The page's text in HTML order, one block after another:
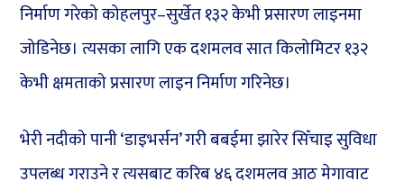
निर्माण गरेको कोहलपुर–सुर्खेत १३२ केभी प्रसारण लाइनमा
जोडिनेछ। त्यसका लागि एक दशमलव सात किलोमिटर १३२
केभी क्षमताको प्रसारण लाइन निर्माण गरिनेछ।
भेरी नदीको पानी ‘डाइभर्सन’ गरी बबईमा झारेर सिँचाइ सुविधा
उपलब्ध गराउने र त्यसबाट करिब ४६ दशमलव आठ मेगावाट